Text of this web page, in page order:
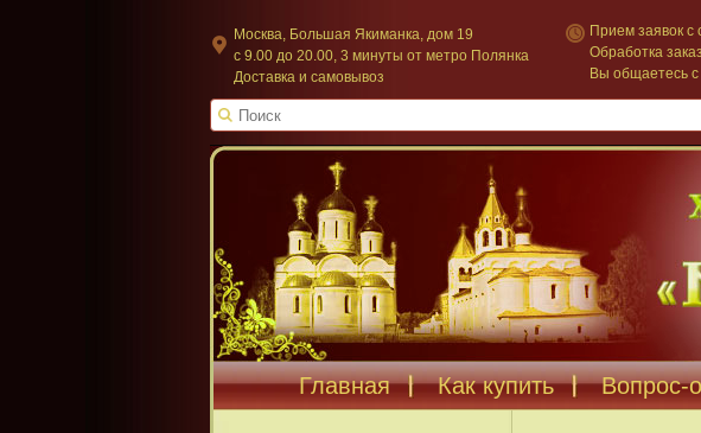
Москва, Большая Якиманка, дом 19
c 9.00 до 20.00, 3 минуты от метро Полянка
Доставка и самовывоз
Прием заявок с
Обработка
Вы общаетесь
Главная Как купить Вопрос-